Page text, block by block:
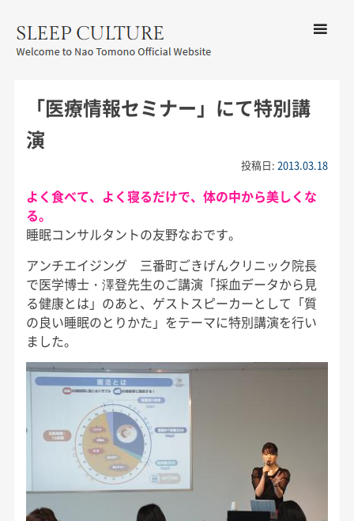
CULTURE
ツへ移動
「医療情報セミナー」にて特別講
演
投稿日:2013.03.18
よく食べて、よく寝るだけで、体の中から美しくな
る。
睡眠コンサルタントの友野なおです。
アンチエイジング 三番町ごきげんクリニック院長
で医学博士・澤登先生のご講演「採血データから見
る健康とは」のあと、ゲストスピーカーとして「質
の良い睡眠のとりかた」をテーマに特別講演を行い
ました。